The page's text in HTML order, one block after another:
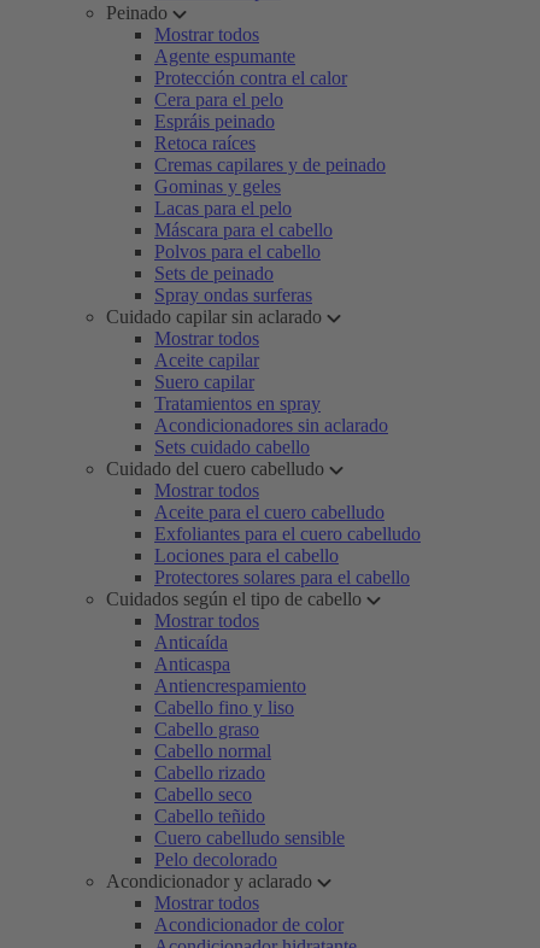
Peinado
Mostrar todos
Agente espumante
Protección contra el calor
Cera para el pelo
Espráis peinado
Retoca raíces
Cremas capilares y de peinado
Gominas y geles
Lacas para el pelo
Máscara para el cabello
Polvos para el cabello
Sets de peinado
Spray ondas surferas
Cuidado capilar sin aclarado
Mostrar todos
Aceite capilar
Suero capilar
Tratamientos en spray
Acondicionadores sin aclarado
Sets cuidado cabello
Cuidado del cuero cabelludo
Mostrar todos
Aceite para el cuero cabelludo
Exfoliantes para el cuero cabelludo
Lociones para el cabello
Protectores solares para el cabello
Cuidados según el tipo de cabello
Mostrar todos
Anticaída
Anticaspa
Antiencrespamiento
Cabello fino y liso
Cabello graso
Cabello normal
Cabello rizado
Cabello seco
Cabello teñido
Cuero cabelludo sensible
Pelo decolorado
Acondicionador y aclarado
Mostrar todos
Acondicionador de color